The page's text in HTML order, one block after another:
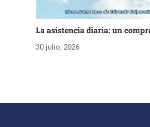
La asistencia diaria: un
30 julio, 2026